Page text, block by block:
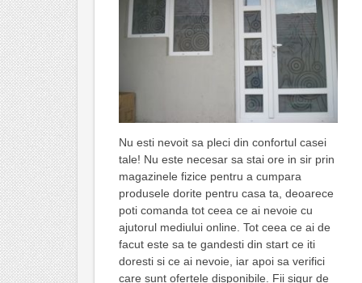
Nu esti nevoit sa pleci din confortul casei
tale! Nu este necesar sa stai ore in sir prin
magazinele fizice pentru a cumpara
produsele dorite pentru casa ta, deoarece
poti comanda tot ceea ce ai nevoie cu
ajutorul mediului online. Tot ceea ce ai de
facut este sa te gandesti din start ce iti
doresti si ce ai nevoie, iar apoi sa verifici
care sunt ofertele disponibile. Fii sigur de